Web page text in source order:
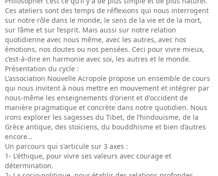
Ces ateliers sont des temps de réflexions qui nous interrogent
sur notre rôle dans le monde, le sens de la vie et de la mort,
sur l’âme et sur l’esprit. Mais aussi sur notre relation
quotidienne avec nous même, avec les autres, avec nos
émotions, nos doutes ou nos pensées. Ceci pour vivre mieux,
c’est-à-dire en harmonie avec soi, les autres et le monde.
Présentation du cycle :
L'association Nouvelle Acropole propose un ensemble de cours
qui nous invitent à nous mettre en mouvement et intégrer par
nous-même les enseignements d'orient et d'occident de
manière pragmatique et concrète dans notre quotidien. Nous
irons explorer les sagesses du Tibet, de l’hindouisme, de la
Grèce antique, des stoïciens, du bouddhisme et bien d’autres
encore…
Un parcours qui s'articule sur 3 axes :
1- L'éthique, pour vivre ses valeurs avec courage et
détermination.